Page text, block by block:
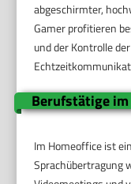
abgeschirmter,
Gamer profitieren
und der Kontrolle
Berufstätige
Im Homeoffice ist
Sprachübertragung